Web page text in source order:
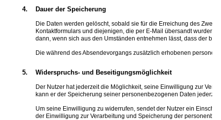
4. Dauer der Speicherung
Die Daten werden gelöscht, sobald sie für die Erreichung des
Kontaktformulars und diejenigen, die per E-Mail übersandt wurden,
dann, wenn sich aus den Umständen entnehmen lässt, dass der
Die während des Absendevorgangs zusätzlich erhobenen
5. Widerspruchs- und Beseitigungsmöglichkeit
Der Nutzer hat jederzeit die Möglichkeit, seine Einwilligung zur
kann er der Speicherung seiner personenbezogenen Daten
Um seine Einwilligung zu widerrufen, sendet der Nutzer ein
der Einwilligung zur Verarbeitung und Speicherung der